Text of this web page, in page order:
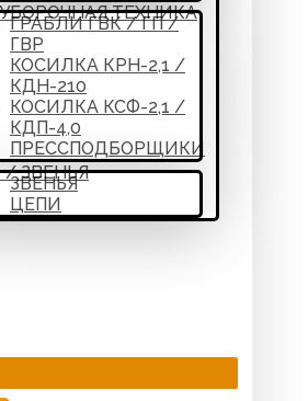
ТЕХНИКА
ГРАБЛИ ГВК / ГП /
ГВР
КОСИЛКА КРН-2,1 /
КДН-210
КОСИЛКА КСФ-2,1 /
КДП-4,0
ПРЕССПОДБОРЩИКИ
/ ЗВЕНЬЯ
ЗВЕНЬЯ
ЦЕПИ